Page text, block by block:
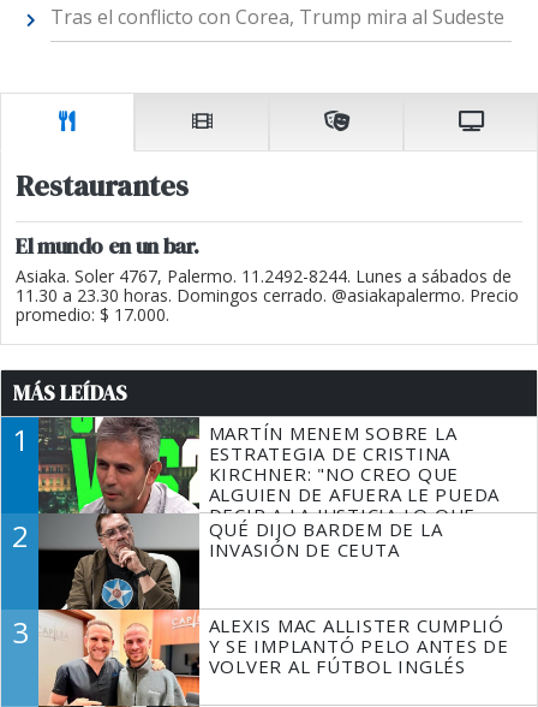
Tras el conflicto con Corea, Trump mira al Sudeste
Restaurantes
El mundo en un bar.
Asiaka. Soler 4767, Palermo. 11.2492-8244. Lunes a sábados de
11.30 a 23.30 horas. Domingos cerrado. @asiakapalermo. Precio
promedio: $ 17.000.
MÁS LEÍDAS
1
MARTÍN MENEM SOBRE LA
ESTRATEGIA DE CRISTINA
KIRCHNER: "NO CREO QUE
ALGUIEN DE AFUERA LE PUEDA
DECIR A LA JUSTICIA LO QUE
TIENE QUE HACER"
2
QUÉ DIJO BARDEM DE LA
INVASIÓN DE CEUTA
3
ALEXIS MAC ALLISTER CUMPLIÓ
Y SE IMPLANTÓ PELO ANTES DE
VOLVER AL FÚTBOL INGLÉS